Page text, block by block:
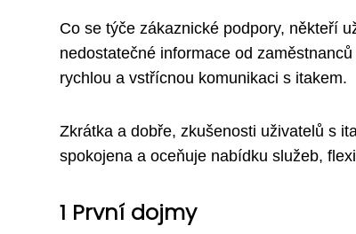
Co se týče zákaznické podpory, někteří
nedostatečné informace od
rychlou a vstřícnou komunikaci s itakem.
Zkrátka a dobře, zkušenosti uživatelů s
spokojena a oceňuje nabídku služeb,
1 První dojmy